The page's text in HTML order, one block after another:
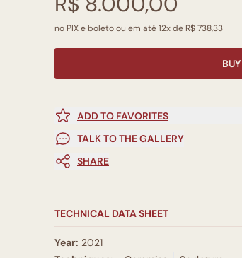
no PIX e boleto ou em até 12x de R$ 738,33
BUY
ADD TO FAVORITES
TALK TO THE GALLERY
SHARE
TECHNICAL DATA SHEET
Year: 2021